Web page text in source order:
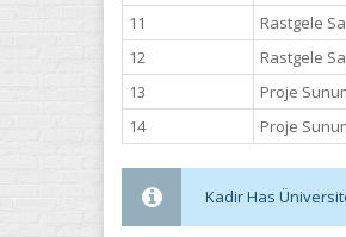
11
Rastgele
12
Rastgele
13
Proje
14
Proje
Kadir Has